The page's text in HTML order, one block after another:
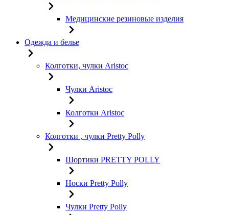
Медицинские резиновые изделия
Одежда и белье
Колготки, чулки Aristoc
Чулки Aristoc
Колготки Aristoc
Колготки , чулки Pretty Polly
Шортики PRETTY POLLY
Носки Pretty Polly
Чулки Pretty Polly